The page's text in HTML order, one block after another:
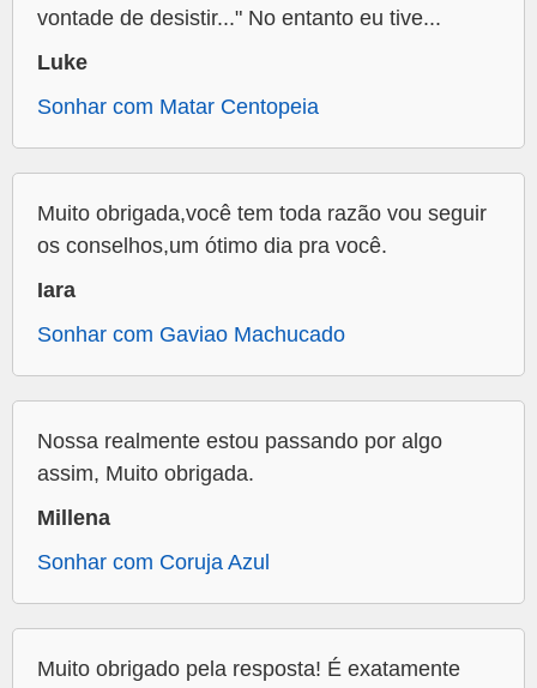
vontade de desistir..." No entanto eu tive...
Luke
Sonhar com Matar Centopeia
Muito obrigada,você tem toda razão vou seguir
os conselhos,um ótimo dia pra você.
Iara
Sonhar com Gaviao Machucado
Nossa realmente estou passando por algo
assim, Muito obrigada.
Millena
Sonhar com Coruja Azul
Muito obrigado pela resposta! É exatamente